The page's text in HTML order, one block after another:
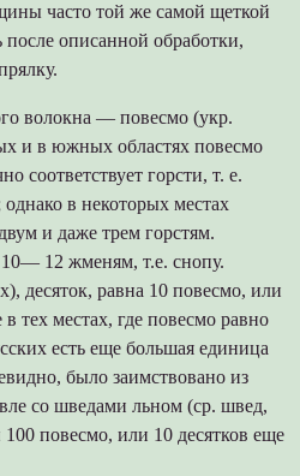
часто той же самой щеткой
описанной обработки,
волокна — повесмо (укр.
и в южных областях повесмо
соответствует горсти, т. е.
в некоторых местах
и даже трем горстям.
12 жменям, т.е. снопу.
десяток, равна 10 повесмо, или
тех местах, где повесмо равно
есть еще большая единица
было заимствовано из
со шведами льном (ср. швед,
повесмо, или 10 десятков еще